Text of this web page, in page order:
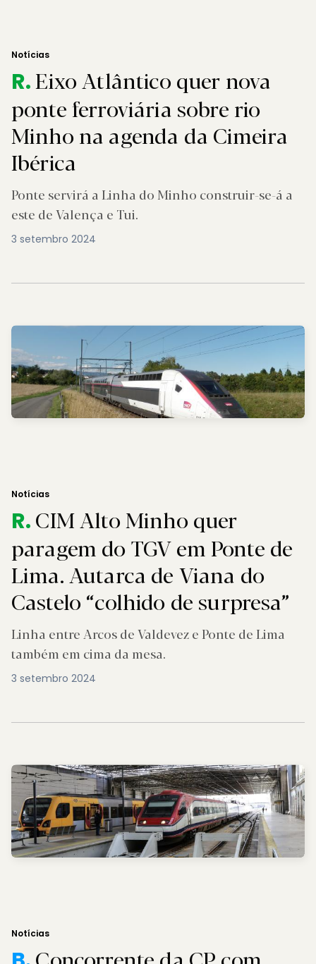
Notícias
R.Eixo Atlântico quer nova
ponte ferroviária sobre rio
Minho na agenda da Cimeira
Ibérica
Ponte servirá a Linha do Minho construir-se-á a
este de Valença e Tui.
3 setembro 2024
Notícias
R.CIM Alto Minho quer
paragem do TGV em Ponte de
Lima. Autarca de Viana do
Castelo “colhido de surpresa”
Linha entre Arcos de Valdevez e Ponte de Lima
também em cima da mesa.
3 setembro 2024
Notícias